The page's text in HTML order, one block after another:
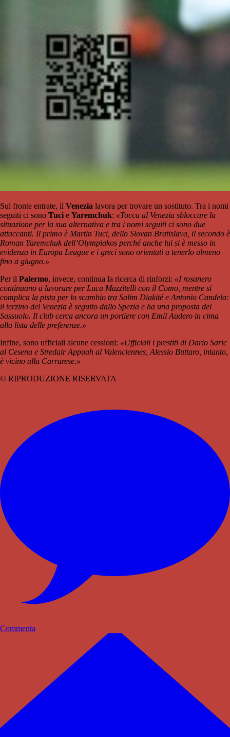
Sul fronte entrate, il Venezia lavora per trovare un sostituto. Tra i nomi
seguiti ci sono Tuci e Yaremchuk: «Tocca al Venezia sbloccare la
situazione per la sua alternativa e tra i nomi seguiti ci sono due
attaccanti. Il primo è Martin Tuci, dello Slovan Bratislava, il secondo è
Roman Yaremchuk dell’Olympiakos perché anche lui si è messo in
evidenza in Europa League e i greci sono orientati a tenerlo almeno
fino a giugno.»
Per il Palermo, invece, continua la ricerca di rinforzi: «I rosanero
continuano a lavorare per Luca Mazzitelli con il Como, mentre si
complica la pista per lo scambio tra Salim Diakité e Antonio Candela:
il terzino del Venezia è seguito dallo Spezia e ha una proposta del
Sassuolo. Il club cerca ancora un portiere con Emil Audero in cima
alla lista delle preferenze.»
Infine, sono ufficiali alcune cessioni: «Ufficiali i prestiti di Dario Saric
al Cesena e Stredair Appuah al Valenciennes, Alessio Buttaro, intanto,
è vicino alla Carrarese.»
© RIPRODUZIONE RISERVATA
Commenta